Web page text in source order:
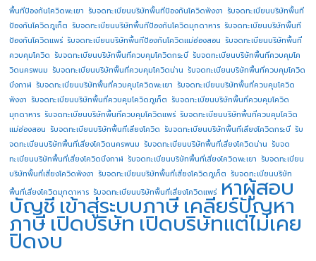
พื้นทีป้องกันโควิดพะเยา รับจดทะเบียนบริษัทพื้นทีป้องกันโควิดพังงา รับจดทะเบียนบริษัทพื้นที
ป้องกันโควิดภูเก็ต รับจดทะเบียนบริษัทพื้นทีป้องกันโควิดมุกดาหาร รับจดทะเบียนบริษัทพื้นที
ป้องกันโควิดแพร่ รับจดทะเบียนบริษัทพื้นทีป้องกันโควิดแม่ฮ่องสอน รับจดทะเบียนบริษัทพื้นที่
ควบคุมโควิด รับจดทะเบียนบริษัทพื้นที่ควบคุมโควิดกระบี่ รับจดทะเบียนบริษัทพื้นที่ควบคุมโค
วิดนครพนม รับจดทะเบียนบริษัทพื้นที่ควบคุมโควิดน่าน รับจดทะเบียนบริษัทพื้นที่ควบคุมโควิด
บึงกาฬ รับจดทะเบียนบริษัทพื้นที่ควบคุมโควิดพะเยา รับจดทะเบียนบริษัทพื้นที่ควบคุมโควิด
พังงา รับจดทะเบียนบริษัทพื้นที่ควบคุมโควิดภูเก็ต รับจดทะเบียนบริษัทพื้นที่ควบคุมโควิด
มุกดาหาร รับจดทะเบียนบริษัทพื้นที่ควบคุมโควิดแพร่ รับจดทะเบียนบริษัทพื้นที่ควบคุมโควิด
แม่ฮ่องสอน รับจดทะเบียนบริษัทพื้นที่เสี่ยงโควิด รับจดทะเบียนบริษัทพื้นที่เสี่ยงโควิดกระบี่ รับ
จดทะเบียนบริษัทพื้นที่เสี่ยงโควิดนครพนม รับจดทะเบียนบริษัทพื้นที่เสี่ยงโควิดน่าน รับจด
ทะเบียนบริษัทพื้นที่เสี่ยงโควิดบึงกาฬ รับจดทะเบียนบริษัทพื้นที่เสี่ยงโควิดพะเยา รับจดทะเบียน
บริษัทพื้นที่เสี่ยงโควิดพังงา รับจดทะเบียนบริษัทพื้นที่เสี่ยงโควิดภูเก็ต รับจดทะเบียนบริษัท
พื้นที่เสี่ยงโควิดมุกดาหาร รับจดทะเบียนบริษัทพื้นที่เสี่ยงโควิดแพร่ หาผู้สอบ
บัญชี เข้าสู่ระบบภาษี เคลียร์ปัญหา
ภาษีเปิดบริษัทเปิดบริษัทแต่ไม่เคย
ปิดงบ